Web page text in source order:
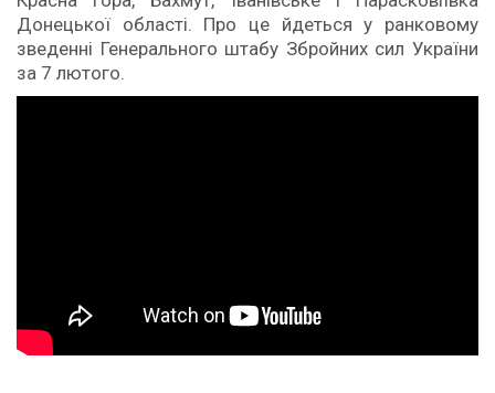
Донецької області. Про це йдеться у ранковому
зведенні Генерального штабу Збройних сил України
за 7 лютого.